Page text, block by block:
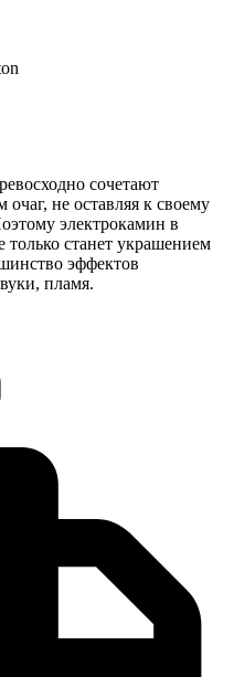
сочетают
очаг, не оставляя к своему
электрокамин в
станет украшением
эффектов
пламя.